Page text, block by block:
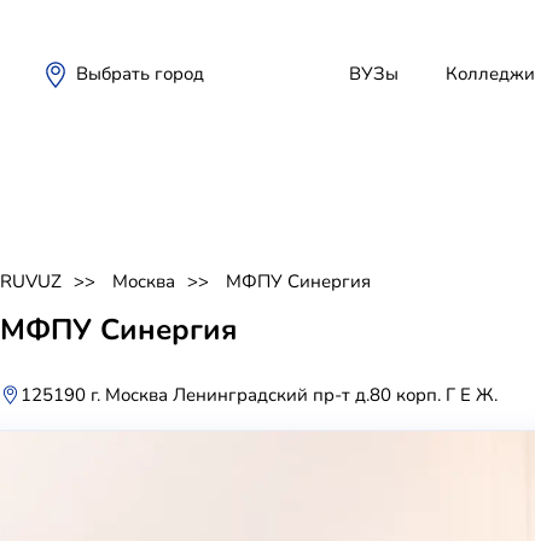
Выбрать город ВУЗы Колледжи
RUVUZ Москва МФПУ Синергия
МФПУ Синергия
125190 г. Москва Ленинградский пр-т д.80 корп. Г Е Ж.